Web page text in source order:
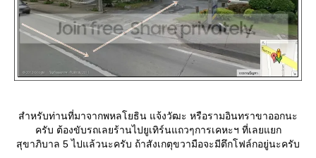
สำหรับท่านที่มาจากพหลโยธิน แจ้งวัฒะ หรือรามอินทราขาออกนะ
ครับ ต้องขับรถเลยร้านไปยูเทิร์นแถวๆการเคหะฯ ที่เลยแยก
สุขาภิบาล 5 ไปแล้วนะครับ ถ้าสังเกตุขวามือจะมีตึกโฟล์กอยู่นะครับ